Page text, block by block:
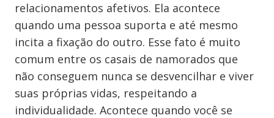
relacionamentos afetivos. Ela acontece
quando uma pessoa suporta e até mesmo
incita a fixação do outro. Esse fato é muito
comum entre os casais de namorados que
não conseguem nunca se desvencilhar e viver
suas próprias vidas, respeitando a
individualidade. Acontece quando você se